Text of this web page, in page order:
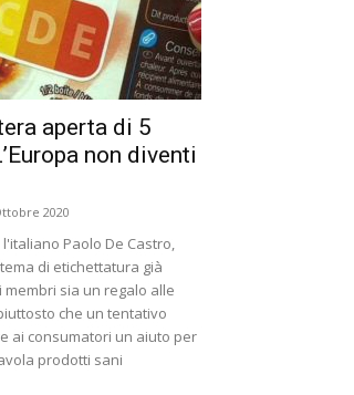
aperta di 5
non diventi
2020
Paolo De Castro,
di etichettatura già
sia un regalo alle
che un tentativo
ai consumatori un aiuto per
prodotti sani